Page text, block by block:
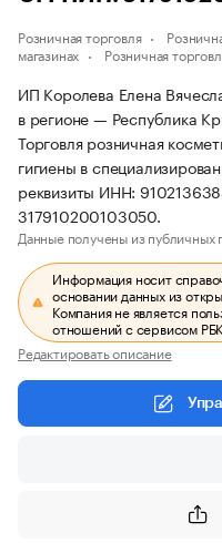
Розничная торговля
магазинах
Розничная
ИП Королева Елена
в регионе — Республика
Торговля розничная
гигиены в
реквизиты ИНН:
317910200103050.
Данные получены из публичных
Информация носит
основании данных из
Компания не является
отношений с сервисом
Редактировать описание